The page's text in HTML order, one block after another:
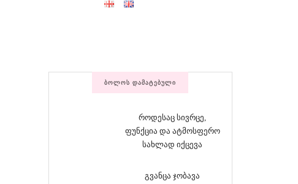
ᲑᲝᲚᲝᲡ ᲓᲐᲛᲐᲢᲔᲑᲣᲚᲘ
როდესაც სივრცე,
ფუნქცია და ატმოსფერო
სახლად იქცევა
გვანცა ჯობავა